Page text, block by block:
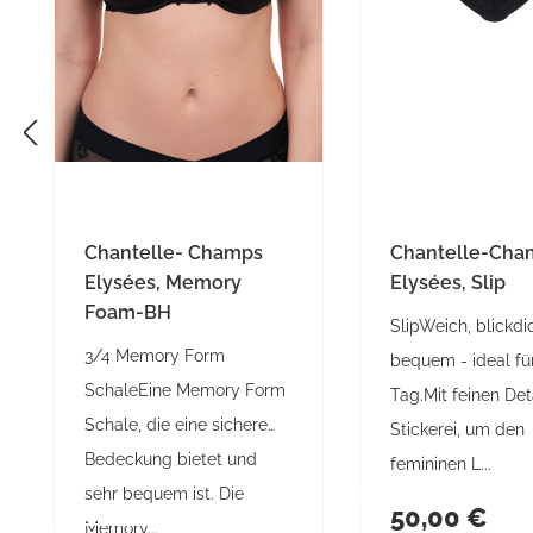
Chantelle- Champs
Elysées, Memory
Foam-BH
3/4 Memory Form
SchaleEine Memory Form
Schale, die eine sichere
Bedeckung bietet und
sehr bequem ist. Die
Memory...
Chantelle-
Elysées, Slip
SlipWeich,
bequem - ideal
Tag.Mit feinen
Stickerei, um den
femininen L...
50,00 €